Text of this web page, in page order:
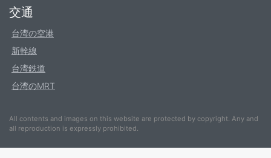
從市區出發到九分的バス。對部分旅客來說，バス收費方式非
常容易產生混淆，因此強烈建議乘客使用悠遊卡等電子票證支
付方式搭乘，在上車與下車時感應支付，系統會自動計算並扣
除車資，快速又方便。
如乘客欲搭乘バス，請在停靠站旁單手招手示意バス司機停
車，如果乘客沒有招手示意，バス司機很有可能不停靠直接略
當乘客在バス車上欲停靠下一站並下車，請按車廂裡的下車按
交通
台湾の空港
新幹線
台湾鉄道
台湾のMRT
All contents and images on this website are protected by copyright. Any and
all reproduction is expressly prohibited.